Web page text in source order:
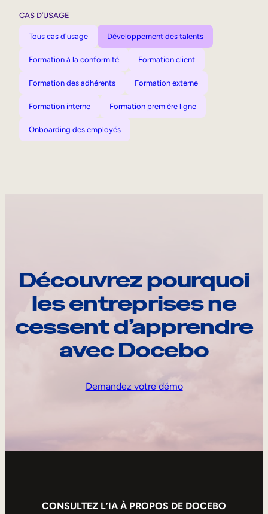
CAS D’USAGE
Tous cas d'usage Développement des talents
Formation à la conformité Formation client
Formation des adhérents Formation externe
Formation interne Formation première ligne
Onboarding des employés
Découvrez pourquoi
les entreprises ne
cessent d’apprendre
avec Docebo
Demandez votre démo
CONSULTEZ L’IA À PROPOS DE DOCEBO